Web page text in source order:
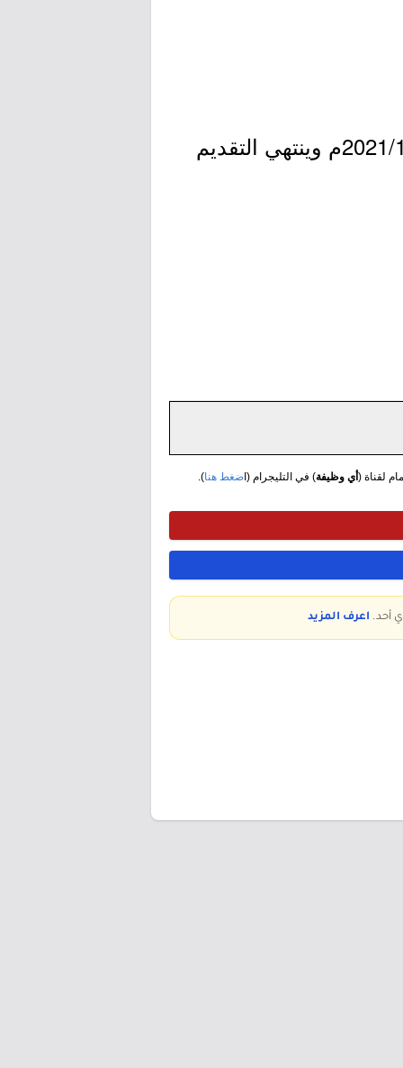
- التقديم مُتاح الآن بدأ اليوم الخميس بتاريخ 1443/03/22هـ الموافق 2021/10/28م وينتهي التقديم
لقناة ( أي وظيفة) في التليجرام (اضغط هنا).
أحد. اعرف المزيد